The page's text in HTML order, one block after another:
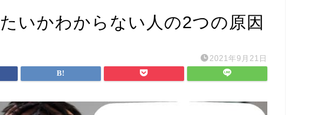
いかわからない人の2つの原因
2021年9月21日